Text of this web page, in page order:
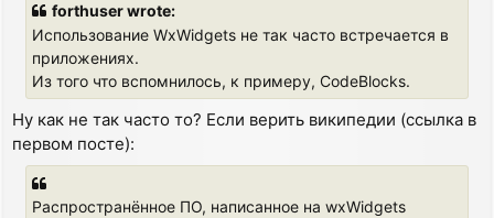
forthuser wrote:
Использование WxWidgets не так часто встречается в
приложениях.
Из того что вспомнилось, к примеру, CodeBlocks.
Ну как не так часто то? Если верить википедии (ссылка в
первом посте):
Распространённое ПО, написанное на wxWidgets